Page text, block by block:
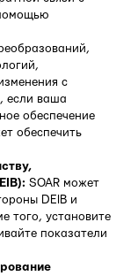
с
если ваша
обеспечение
обеспечить
SOAR может
DEIB и
того, установите
показатели